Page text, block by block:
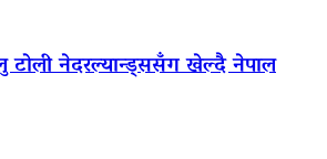
टोली नेदरल्यान्ड्ससँग खेल्दै नेपाल